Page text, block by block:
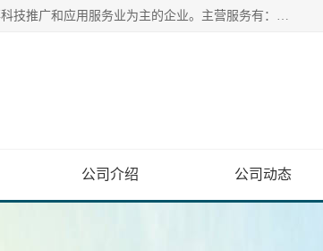
贵州音特智能科技有限公司成立于2020年，位于贵州省贵阳市，是一家以从事科技推广和应用服务业为主的企业。主营服务有：妊高征监测系统、妊高症监测系统、妊高症检测仪、妊高症测试仪、妊娠高血压综合征监测系统，,妊高征监测分析系统,妊高征普查监测系统，妊高征监测仪，子痫前期预测系统，血流动力学监测系统等。
公司介绍 公司动态